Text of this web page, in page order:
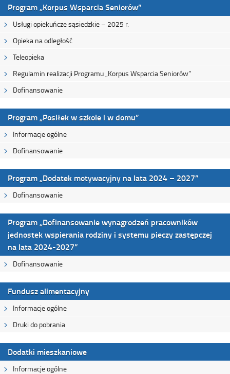
Program „Korpus Wsparcia Seniorów”
Usługi opiekuńcze sąsiedzkie – 2025 r.
Opieka na odległość
Teleopieka
Regulamin realizacji Programu „Korpus Wsparcia Seniorów”
Dofinansowanie
Program „Posiłek w szkole i w domu”
Informacje ogólne
Dofinansowanie
Program „Dodatek motywacyjny na lata 2024 – 2027”
Dofinansowanie
Program „Dofinansowanie wynagrodzeń pracowników
jednostek wspierania rodziny i systemu pieczy zastępczej
na lata 2024-2027”
Dofinansowanie
Fundusz alimentacyjny
Informacje ogólne
Druki do pobrania
Dodatki mieszkaniowe
Informacje ogólne